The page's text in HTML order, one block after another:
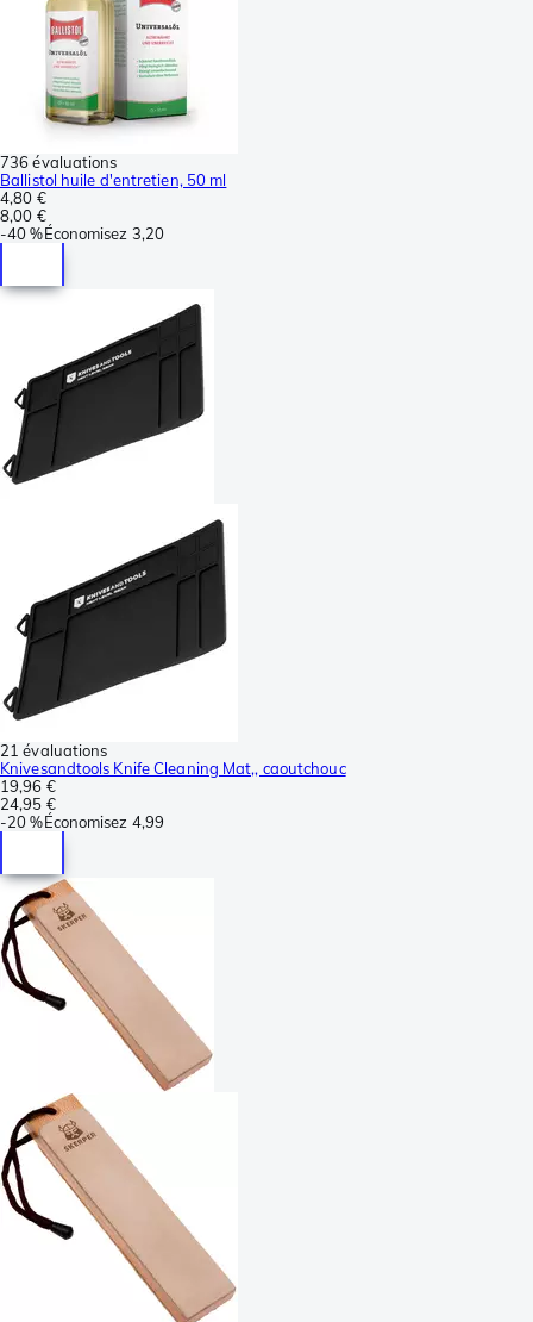
736 évaluations
Ballistol huile d'entretien, 50 ml
4,80 €
8,00 €
-40 %Économisez 3,20
21 évaluations
Knivesandtools Knife Cleaning Mat,, caoutchouc
19,96 €
24,95 €
-20 %Économisez 4,99